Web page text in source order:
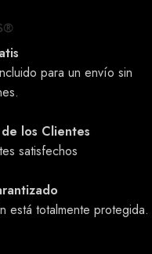
para un envío sin
los Clientes
satisfechos
está totalmente protegida.